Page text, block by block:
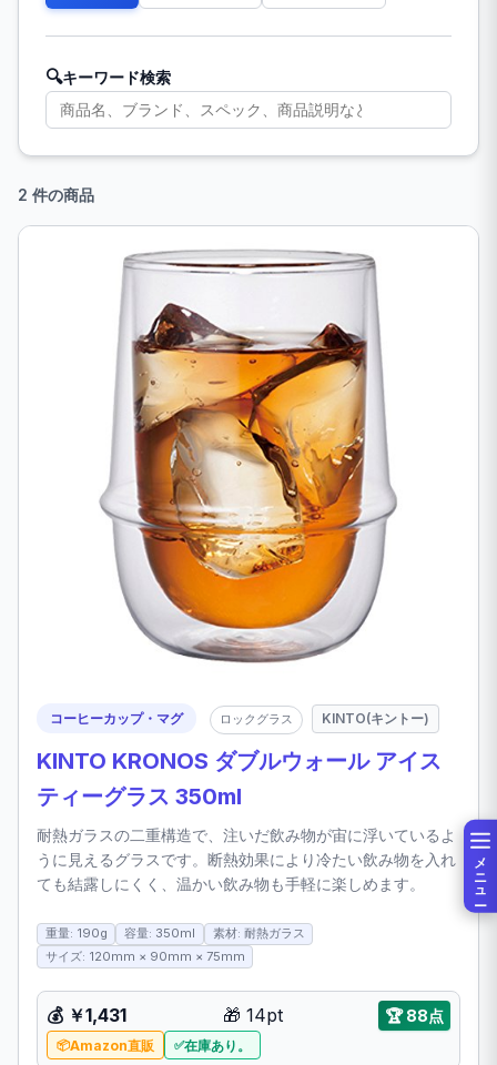
メニュー
🔍キーワード検索
2 件の商品
コーヒーカップ・マグ ロックグラス KINTO(キントー)
KINTO KRONOS ダブルウォール アイス
ティーグラス 350ml
耐熱ガラスの二重構造で、注いだ飲み物が宙に浮いているよ
うに見えるグラスです。断熱効果により冷たい飲み物を入れ
ても結露しにくく、温かい飲み物も手軽に楽しめます。
重量: 190g 容量: 350ml
素材: 耐熱ガラス
サイズ: 120mm × 90mm × 75mm
💰 ￥1,431 🎁 14pt 🏆88点
Amazon直販 在庫あり。